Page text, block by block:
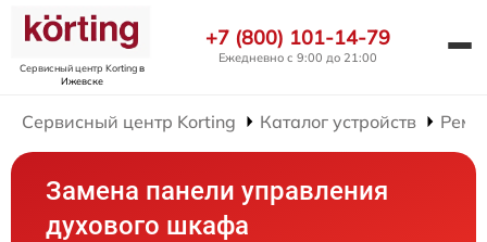
Сервисный центр Kortingв
Ижевске
+7 (800) 101-14-79
Ежедневно с 9:00 до 21:00
Сервисный центр Korting Каталог устройств
Замена панели управления
духового шкафа